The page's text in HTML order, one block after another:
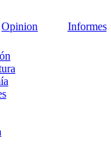
Opinion Informes